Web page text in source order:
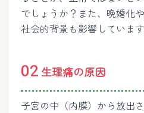
でしょうか？また、晩婚化
社会的背景も影響しています
02 生理痛の原因
子宮の中（内膜）から放出